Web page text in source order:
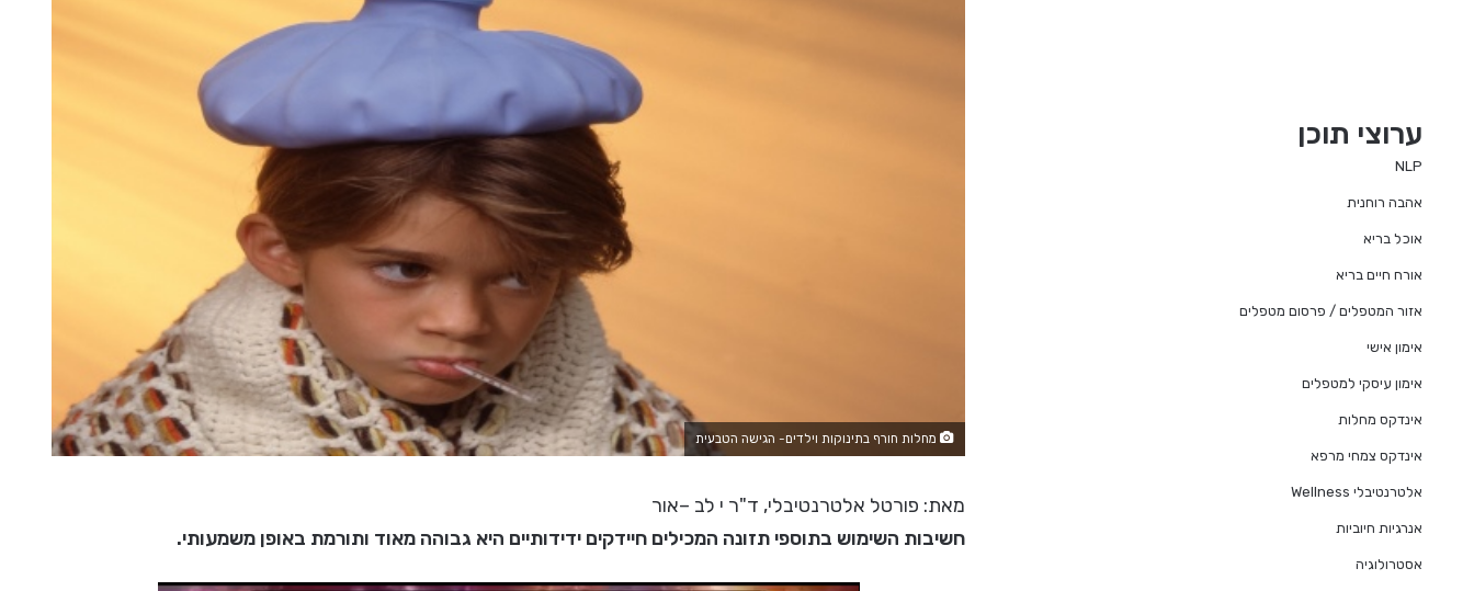
מחלות חורף בתינוקות וילדים- הגישה הטבעית
מאת: פורטל אלטרנטיבלי, ד"ר י לב –אור
חשיבות השימוש בתוספי תזונה המכילים חיידקים ידידותיים היא גבוהה מאוד ותורמת באופן משמעותי.
ערוצי תוכן
NLP
אהבה רוחנית
אוכל בריא
אורח חיים בריא
אזור המטפלים / פרסום מטפלים
אימון אישי
אימון עיסקי למטפלים
אינדקס מחלות
אינדקס צמחי מרפא
אלטרנטיבלי Wellness
אנרגיות חיוביות
אסטרולוגיה